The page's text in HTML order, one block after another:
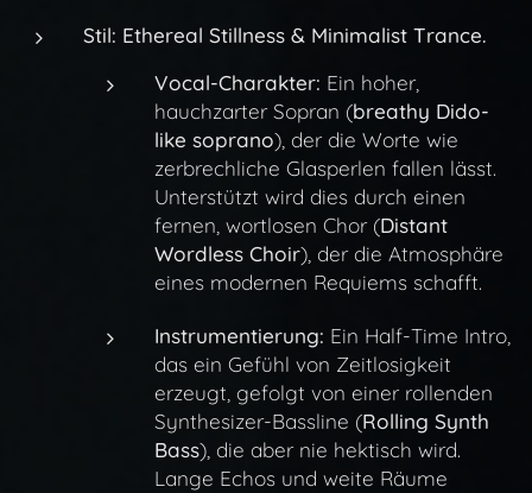
Stil: Ethereal Stillness & Minimalist Trance.
Vocal-Charakter: Ein hoher,
hauchzarter Sopran (breathy Dido-
like soprano), der die Worte wie
zerbrechliche Glasperlen fallen lässt.
Unterstützt wird dies durch einen
fernen, wortlosen Chor (Distant
Wordless Choir), der die Atmosphäre
eines modernen Requiems schafft.
Instrumentierung: Ein Half-Time Intro,
das ein Gefühl von Zeitlosigkeit
erzeugt, gefolgt von einer rollenden
Synthesizer-Bassline (Rolling Synth
Bass), die aber nie hektisch wird.
Lange Echos und weite Räume